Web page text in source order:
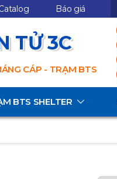
Báo giá
TỬ 3C
CÁP - TRẠM BTS
BTS SHELTER